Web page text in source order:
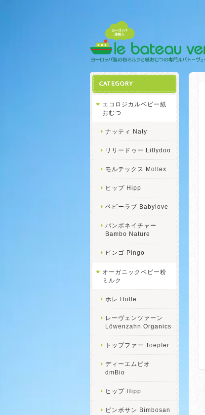
CATEGORY
エコロジカルベビー紙
おむつ
ナッティ Naty
リリードゥー Lillydoo
モルテックス Moltex
ヒップ Hipp
ベビーラブ Babylove
バンボネイチャー
Bambo Nature
ピンゴ Pingo
オーガニックベビー粉
ミルク
ホレ Holle
レーヴェンツァーン
Löwenzahn Organics
トップファー Toepfer
ディーエムビオ
dmBio
ヒップ Hipp
ビンボサン Bimbosan